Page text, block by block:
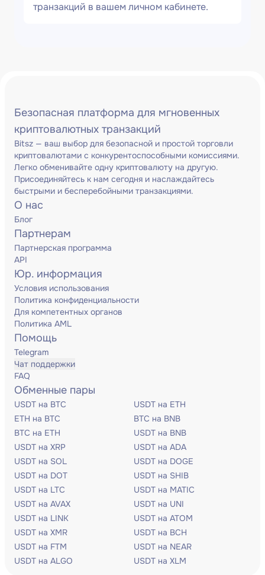
транзакций в вашем личном кабинете.
Безопасная платформа для мгновенных
криптовалютных транзакций
Bitsz — ваш выбор для безопасной и простой торговли
криптовалютами с конкурентоспособными комиссиями.
Легко обменивайте одну криптовалюту на другую.
Присоединяйтесь к нам сегодня и наслаждайтесь
быстрыми и бесперебойными транзакциями.
О нас
Блог
Партнерам
Партнерская программа
API
Юр. информация
Условия использования
Политика конфиденциальности
Для компетентных органов
Политика AML
Помощь
Telegram
Чат поддержки
FAQ
Обменные пары
USDT на BTC
USDT на ETH
ETH на BTC
BTC на BNB
BTC на ETH
USDT на BNB
USDT на XRP
USDT на ADA
USDT на SOL
USDT на DOGE
USDT на DOT
USDT на SHIB
USDT на LTC
USDT на MATIC
USDT на AVAX
USDT на UNI
USDT на LINK
USDT на ATOM
USDT на XMR
USDT на BCH
USDT на FTM
USDT на NEAR
USDT на ALGO
USDT на XLM